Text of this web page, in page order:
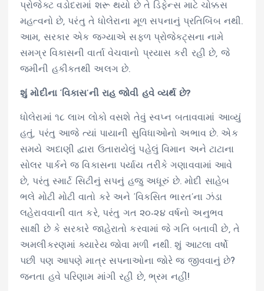
પ્રોજેક્ટ વડોદરામાં શરૂ થયો છે તે ડિફેન્સ માટે ચોક્કસ
મહત્વનો છે, પરંતુ તે ધોલેરાના મૂળ સપનાનું પ્રતિબિંબ નથી.
આમ, સરકાર એક જગ્યાએ સફળ પ્રોજેક્ટ્સના નામે
સમગ્ર વિકાસની વાર્તા વેચવાનો પ્રયાસ કરી રહી છે, જે
જમીની હકીકતથી અલગ છે.
શું મોદીના ‘વિકાસ’ની રાહ જોવી હવે વ્યર્થ છે?
ધોલેરામાં ૧૮ લાખ લોકો વસશે તેવું સ્વપ્ન બતાવવામાં આવ્યું
હતું, પરંતુ આજે ત્યાં પાયાની સુવિધાઓનો અભાવ છે. એક
સમયે અદાણી દ્વારા ઉતારાયેલું પહેલું વિમાન અને ટાટાના
સોલર પાર્કને જ વિકાસના પર્યાય તરીકે ગણાવવામાં આવે
છે, પરંતુ સ્માર્ટ સિટીનું સપનું હજુ અધૂરું છે. મોદી સાહેબ
ભલે મોટી મોટી વાતો કરે અને ‘વિકસિત ભારત’ના ઝંડા
લહેરાવવાની વાત કરે, પરંતુ ગત ૨૦-૨૪ વર્ષનો અનુભવ
સાક્ષી છે કે સરકારે જાહેરાતો કરવામાં જે ગતિ બતાવી છે, તે
અમલીકરણમાં ક્યારેય જોવા મળી નથી. શું આટલા વર્ષો
પછી પણ આપણે માત્ર સપનાઓના જોરે જ જીવવાનું છે?
જનતા હવે પરિણામ માંગી રહી છે, ભ્રમ નહીં!